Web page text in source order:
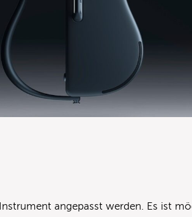
angepasst werden. Es ist